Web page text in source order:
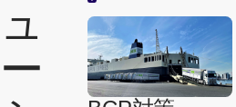
ュ
ー
ーツ・生鮮品など、即
時性が求められる輸送
ニーズにお応えしま
す。